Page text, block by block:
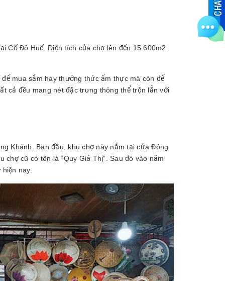
Cố Đô Huế. Diện tích của chợ lên đến 15.600m2
mua sắm hay thưởng thức ẩm thực mà còn để
cả đều mang nét đặc trưng thông thể trộn lẫn với
Khánh. Ban đầu, khu chợ này nằm tại cửa Đông
cũ có tên là “Quy Giả Thị”. Sau đó vào năm
nay.